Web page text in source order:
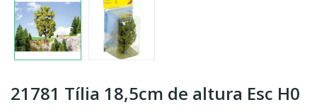
21781 Tília 18,5cm de altura Esc H0